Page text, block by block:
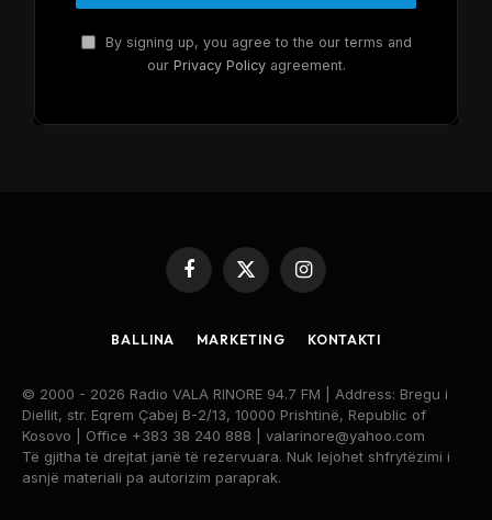
By signing up, you agree to the our terms and
our Privacy Policyagreement.
Facebook
X
Instagram
BALLINA MARKETING KONTAKTI
© 2000 - 2026 Radio VALA RINORE 94.7 FM | Address: Bregu i
Diellit, str. Eqrem Çabej B-2/13, 10000 Prishtinë, Republic of
Kosovo | Office +383 38 240 888 | valarinore@yahoo.com
Të gjitha të drejtat janë të rezervuara. Nuk lejohet shfrytëzimi i
asnjë materiali pa autorizim paraprak.